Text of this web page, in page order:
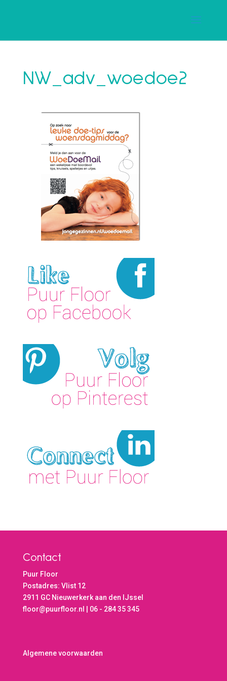
NW_adv_woedoe2
Contact
Puur Floor
Postadres: Vlist 12
2911 GC Nieuwerkerk aan den IJssel
floor@puurfloor.nl | 06 - 284 35 345
Algemene voorwaarden